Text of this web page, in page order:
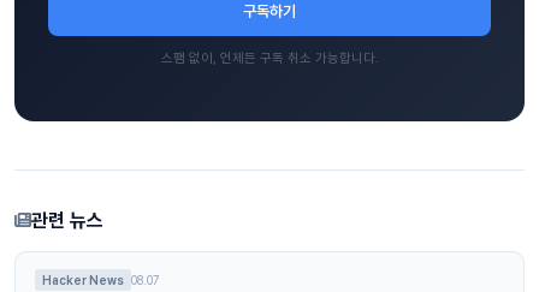
구독하기
스팸 없이, 언제든 구독 취소 가능합니다.
관련 뉴스
Hacker News 08.07